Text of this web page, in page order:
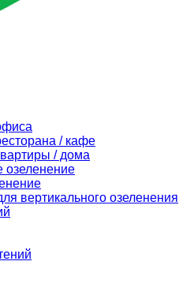
/ кафе
/ дома
озеленение
вертикального озеленения